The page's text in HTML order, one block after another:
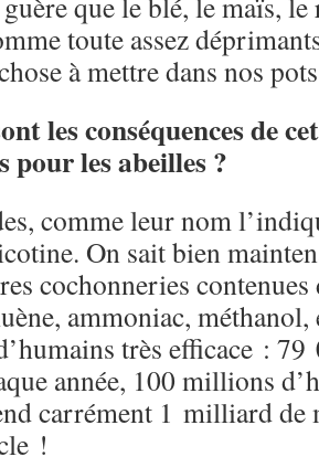
toute assez
à mettre dans nos
les conséquences de
pour les abeilles ?
comme leur nom
On sait bien
cochonneries
ammoniac, méthanol,
très efficace :
année, 100 millions
carrément 1 milliard de
!